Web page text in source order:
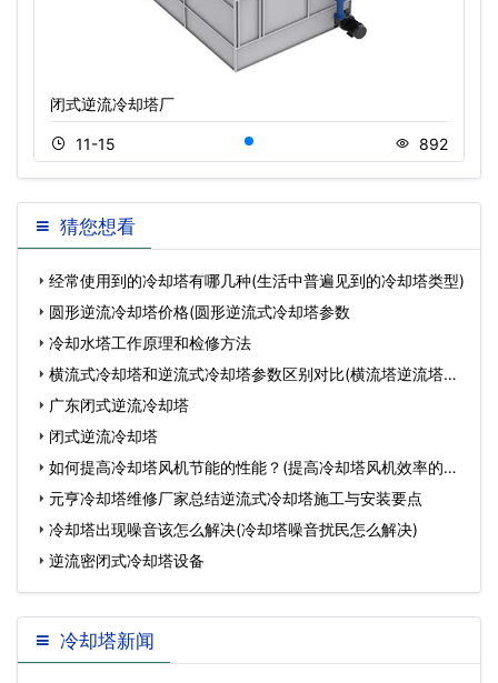
闭式逆流冷却塔厂
11-15 892
猜您想看
经常使用到的冷却塔有哪几种(生活中普遍见到的冷却塔类型)
圆形逆流冷却塔价格(圆形逆流式冷却塔参数
冷却水塔工作原理和检修方法
横流式冷却塔和逆流式冷却塔参数区别对比(横流塔逆流塔的
不 广东闭式逆流冷却塔
闭式逆流冷却塔
如何提高冷却塔风机节能的性能？(提高冷却塔风机效率的方
法)元亨冷却塔维修厂家总结逆流式冷却塔施工与安装要点
冷却塔出现噪音该怎么解决(冷却塔噪音扰民怎么解决)
逆流密闭式冷却塔设备
冷却塔新闻